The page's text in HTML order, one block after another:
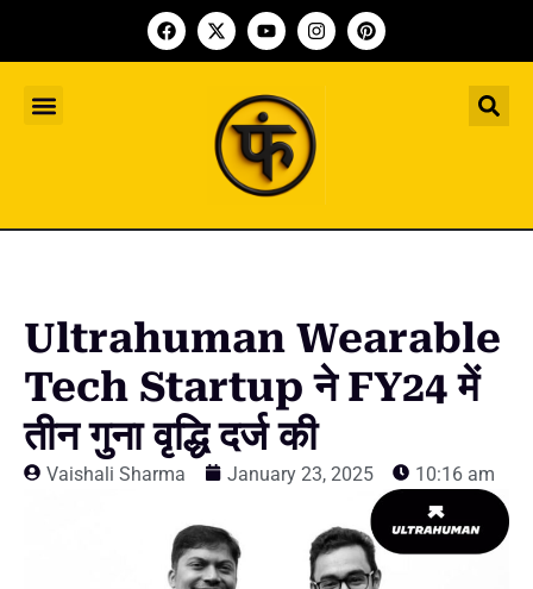
Ultrahuman Wearable
Tech Startup ने FY24 में
तीन गुना वृद्धि दर्ज की
Vaishali Sharma January 23, 2025 10:16 am